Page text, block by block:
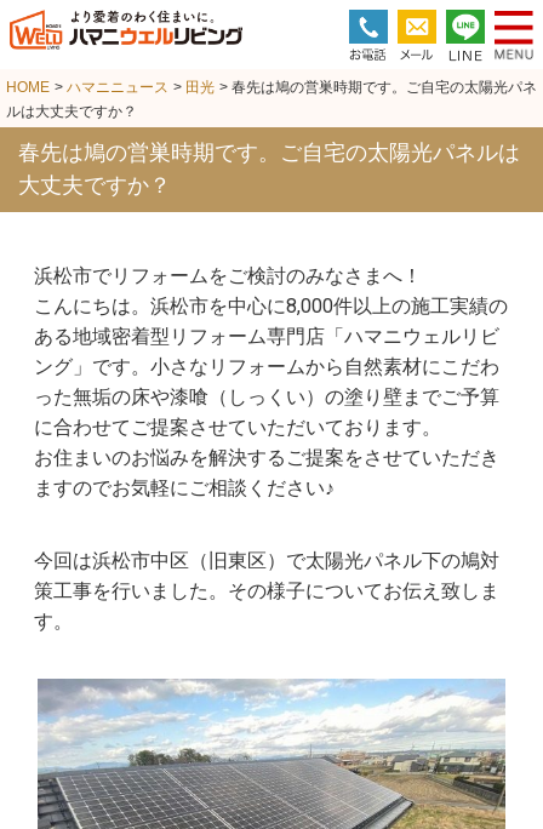
HOME > ハマニニュース > 田光 > 春先は鳩の営巣時期です。ご自宅の太陽光パネ
ルは大丈夫ですか？
春先は鳩の営巣時期です。ご自宅の太陽光パネルは
大丈夫ですか？
浜松市でリフォームをご検討のみなさまへ！
こんにちは。浜松市を中心に8,000件以上の施工実績の
ある地域密着型リフォーム専門店「ハマニウェルリビ
ング」です。小さなリフォームから自然素材にこだわ
った無垢の床や漆喰（しっくい）の塗り壁までご予算
に合わせてご提案させていただいております。
お住まいのお悩みを解決するご提案をさせていただき
ますのでお気軽にご相談ください♪
今回は浜松市中区（旧東区）で太陽光パネル下の鳩対
策工事を行いました。その様子についてお伝え致しま
す。